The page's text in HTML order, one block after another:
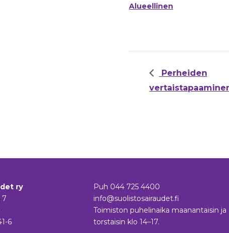
Alueellinen
Perheiden
ry
7
6
Puh 044 725 4400
info@suolistosairaudet.fi
Toimiston puhelinaika maanantaisin ja
torstaisin klo 14–17.